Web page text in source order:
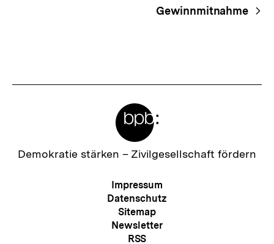
Gewinnmitnahme
Zur
Demokratie stärken – Zivilgesellschaft fördern
Meta-
Navigation
Impressum
Datenschutz
Sitemap
Newsletter
RSS